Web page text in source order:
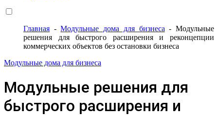
Главная -Модульные дома для бизнеса -Модульные
решения для быстрого расширения и реконцепции
коммерческих объектов без остановки бизнеса
Модульные дома для бизнеса
Модульные решения для
быстрого расширения и